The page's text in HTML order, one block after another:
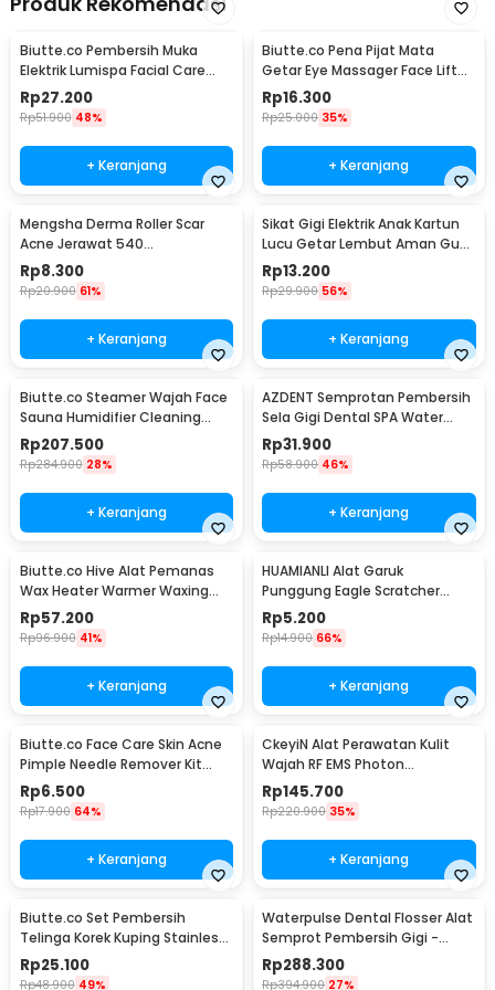
Biutte.co Pembersih Muka
Elektrik Lumispa Facial Care
5in1 - JBM-8782
Rp27.200
Rp51.900 48%
+ Keranjang
Biutte.co Pena Pijat Mata
Getar Eye Massager Face Lift
Portable 0.5W - Mini 208
Rp16.300
Rp25.000 35%
+ Keranjang
Mengsha Derma Roller Scar
Acne Jerawat 540
Microneedles 1.0mm - DRS100
Rp8.300
Rp20.900 61%
+ Keranjang
Sikat Gigi Elektrik Anak Kartun
Lucu Getar Lembut Aman Gusi
Baterai AA - H417
Rp13.200
Rp29.900 56%
+ Keranjang
Biutte.co Steamer Wajah Face
Sauna Humidifier Cleaning
Pore Nano Spray - K33C
Rp207.500
Rp284.900 28%
+ Keranjang
AZDENT Semprotan Pembersih
Sela Gigi Dental SPA Water
Floss - SP-001
Rp31.900
Rp58.900 46%
+ Keranjang
Biutte.co Hive Alat Pemanas
Wax Heater Warmer Waxing
Pro-Wax 100 - JG-117
Rp57.200
Rp96.900 41%
+ Keranjang
HUAMIANLI Alat Garuk
Punggung Eagle Scratcher
Stainless Steel - B01ER
Rp5.200
Rp14.900 66%
+ Keranjang
Biutte.co Face Care Skin Acne
Pimple Needle Remover Kit
4PCS - AS1
Rp6.500
Rp17.900 64%
+ Keranjang
CkeyiN Alat Perawatan Kulit
Wajah RF EMS Photon
Rejuvenation - 9902
Rp145.700
Rp220.900 35%
+ Keranjang
Biutte.co Set Pembersih
Telinga Korek Kuping Stainless
Steel 6 PCS - BA35
Rp25.100
Rp48.900 49%
Waterpulse Dental Flosser Alat
Semprot Pembersih Gigi -
V400Plus
Rp288.300
Rp394.900 27%